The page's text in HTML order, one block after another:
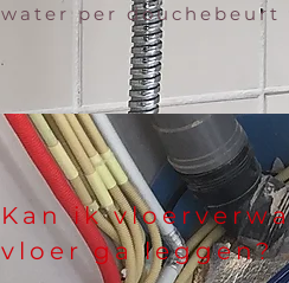
water per douchebeurt
Kan ik
vloer ga leggen?